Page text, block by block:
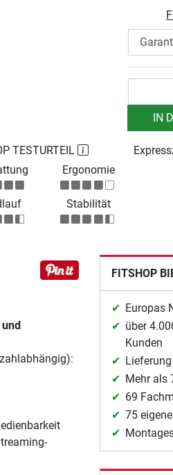
IN
TESTURTEIL
Ergonomie
Stabilität
FITSHOP
Europas
über
Kunden
Mehr als
69
75